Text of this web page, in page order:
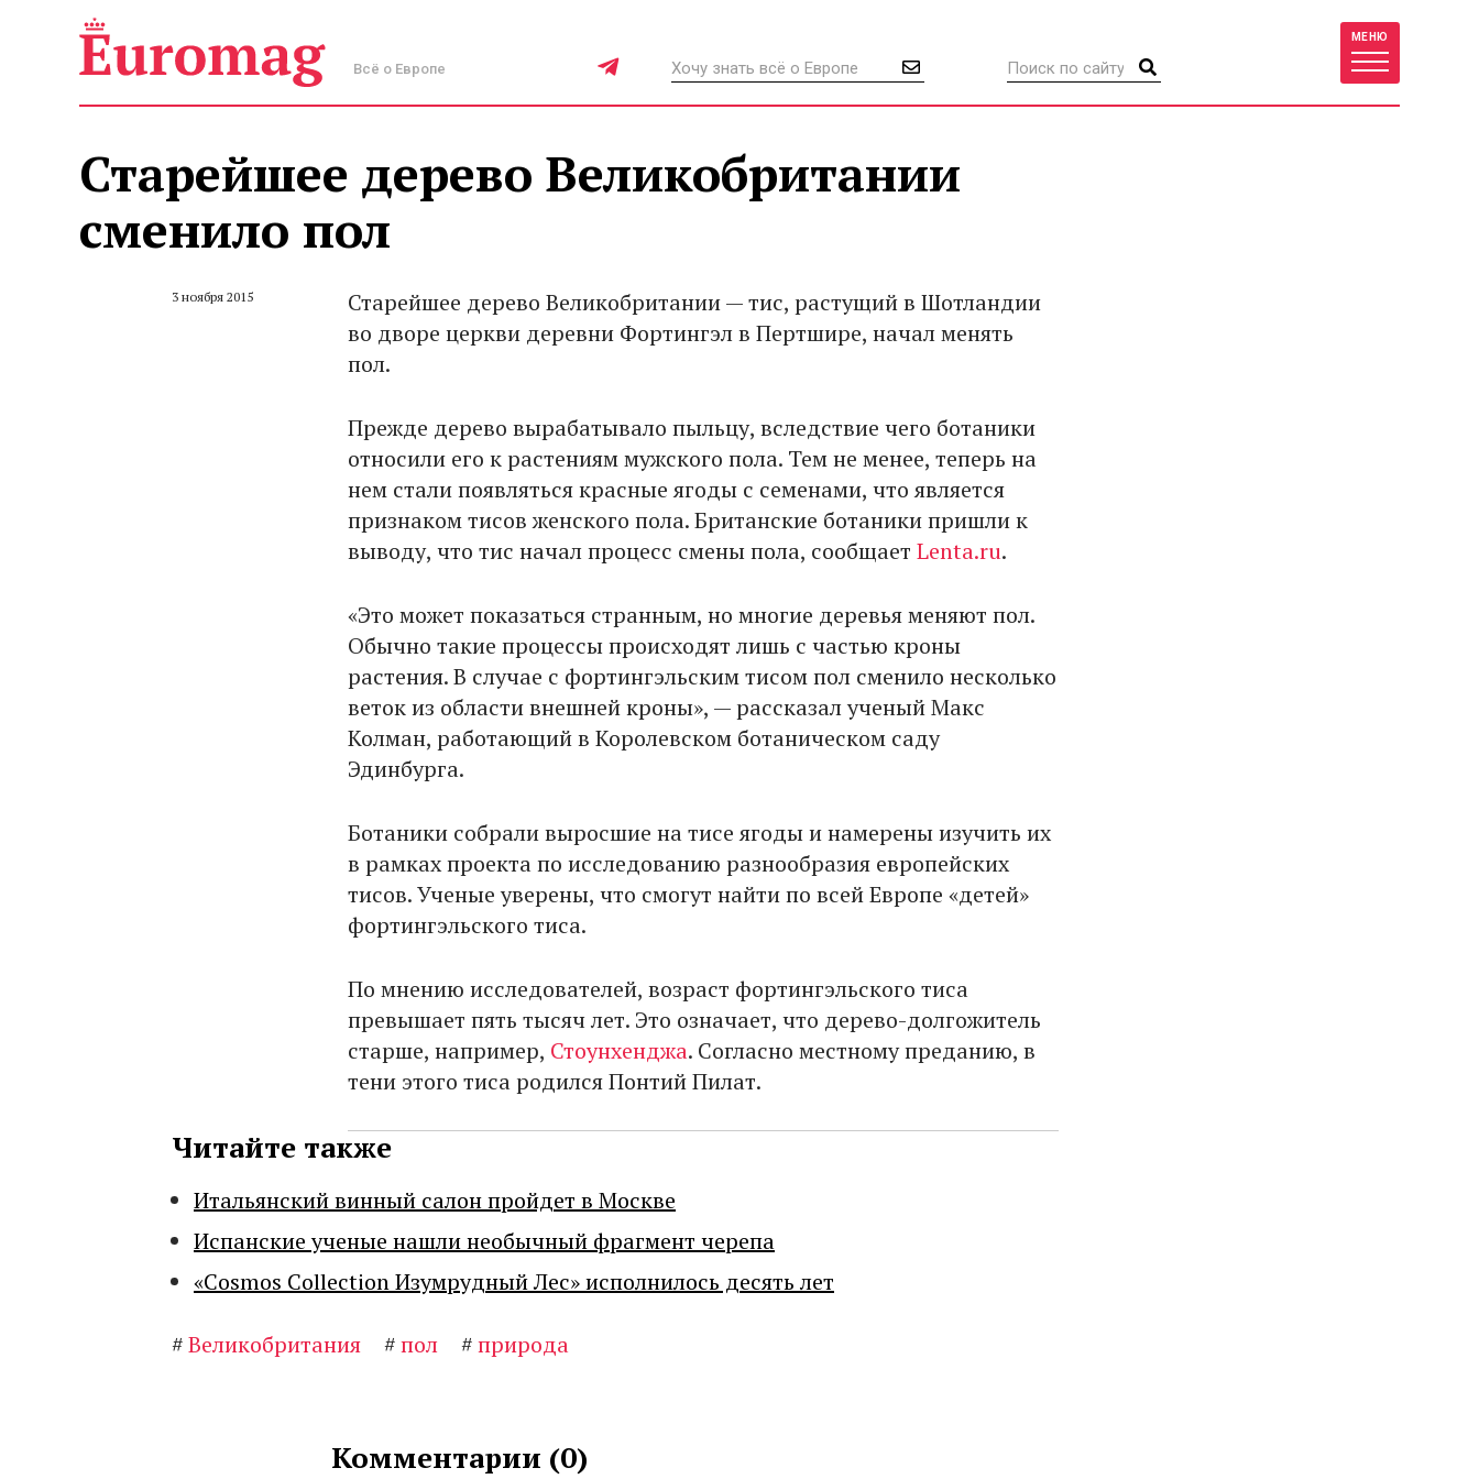
Всё о Европе
МЕНЮ
Старейшее дерево Великобритании
сменило пол
3 ноября 2015
Старейшее дерево Великобритании — тис, растущий в Шотландии
во дворе церкви деревни Фортингэл в Пертшире, начал менять
пол.
Прежде дерево вырабатывало пыльцу, вследствие чего ботаники
относили его к растениям мужского пола. Тем не менее, теперь на
нем стали появляться красные ягоды с семенами, что является
признаком тисов женского пола. Британские ботаники пришли к
выводу, что тис начал процесс смены пола, сообщает Lenta.ru.
«Это может показаться странным, но многие деревья меняют пол.
Обычно такие процессы происходят лишь с частью кроны
растения. В случае с фортингэльским тисом пол сменило несколько
веток из области внешней кроны», — рассказал ученый Макс
Колман, работающий в Королевском ботаническом саду
Эдинбурга.
Ботаники собрали выросшие на тисе ягоды и намерены изучить их
в рамках проекта по исследованию разнообразия европейских
тисов. Ученые уверены, что смогут найти по всей Европе «детей»
фортингэльского тиса.
По мнению исследователей, возраст фортингэльского тиса
превышает пять тысяч лет. Это означает, что дерево-долгожитель
старше, например, Стоунхенджа. Согласно местному преданию, в
тени этого тиса родился Понтий Пилат.
Читайте также
Итальянский винный салон пройдет в Москве
Испанские ученые нашли необычный фрагмент черепа
«Cosmos Collection Изумрудный Лес» исполнилось десять лет
#Великобритания #пол #природа
Комментарии (0)